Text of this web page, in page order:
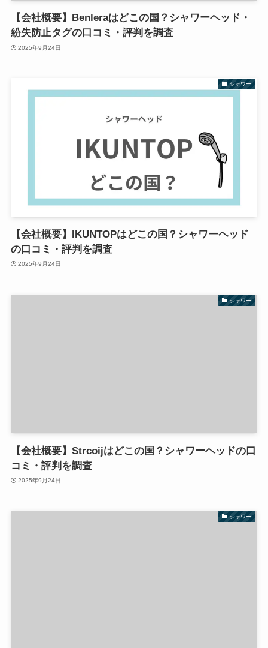
【会社概要】Benleraはどこの国？シャワーヘッド・
紛失防止タグの口コミ・評判を調査
2025年9月24日
シャワー
【会社概要】IKUNTOPはどこの国？シャワーヘッド
の口コミ・評判を調査
2025年9月24日
シャワー
【会社概要】Strcoijはどこの国？シャワーヘッドの口
コミ・評判を調査
2025年9月24日
シャワー